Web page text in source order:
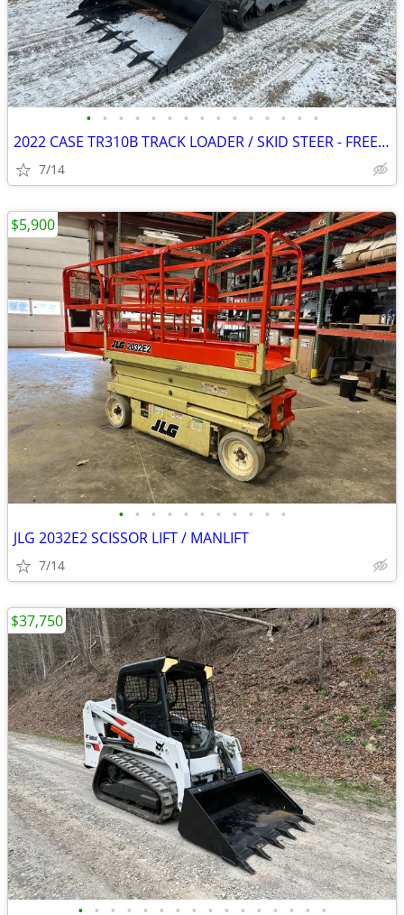
• • • • • • • • • • • • • • •
2022 CASE TR310B TRACK LOADER / SKID STEER - FREE DELIVERY
7/14
• • • • • • • • • • •
JLG 2032E2 SCISSOR LIFT / MANLIFT
7/14
$5,900
• • • • • • • • • • • • • • • •
$37,750